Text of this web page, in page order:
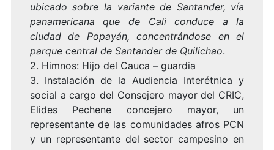
ubicado sobre la variante de Santander, vía
panamericana que de Cali conduce a la
ciudad de Popayán, concentrándose en el
parque central de Santander de Quilichao.
2. Himnos: Hijo del Cauca – guardia
3. Instalación de la Audiencia Interétnica y
social a cargo del Consejero mayor del CRIC,
Elides Pechene concejero mayor, un
representante de las comunidades afros PCN
y un representante del sector campesino en